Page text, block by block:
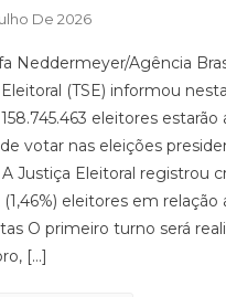
De 2026
Neddermeyer/Agência
(TSE) informou
eleitores
votar nas eleições
Justiça Eleitoral registrou
(1,46%) eleitores em
O primeiro turno será
[…]